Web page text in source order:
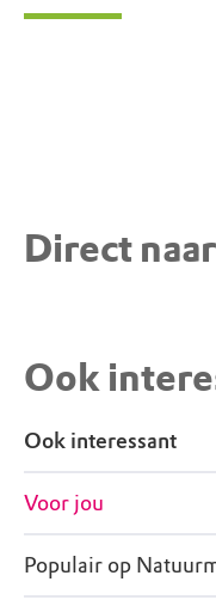
Direct naar
Ook
Ook interessant
Voor jou
Populair op